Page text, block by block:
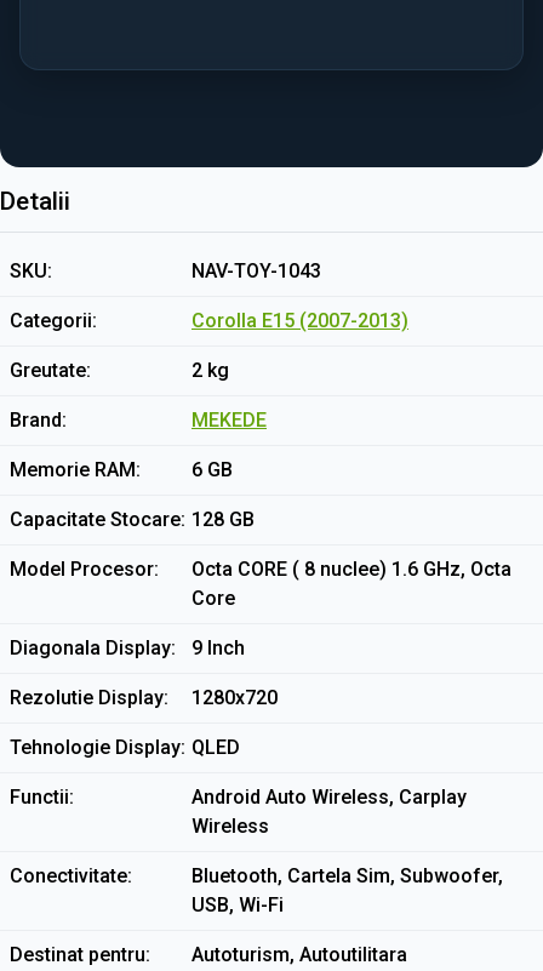
Detalii
SKU NAV-TOY-1043
Categorii Corolla E15 (2007-2013)
Greutate 2 kg
Brand MEKEDE
Memorie RAM 6 GB
Capacitate Stocare 128 GB
Model Procesor
Octa CORE ( 8 nuclee) 1.6 GHz, Octa
Core
Diagonala Display 9 Inch
Rezolutie Display 1280x720
Tehnologie Display QLED
Functii
Android Auto Wireless, Carplay
Wireless
Conectivitate
Bluetooth, Cartela Sim, Subwoofer,
USB, Wi-Fi
Destinat pentru Autoturism, Autoutilitara